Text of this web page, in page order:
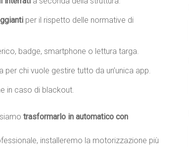
per il rispetto delle normative di
badge, smartphone o lettura targa.
per chi vuole gestire tutto da un’unica app.
in caso di blackout.
trasformarlo in automatico con
installeremo la motorizzazione più